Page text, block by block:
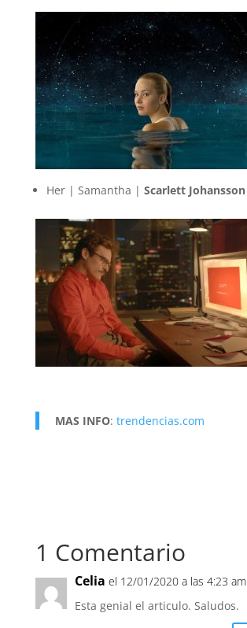
Her | Samantha | Scarlett Johansson
MAS INFO: trendencias.com
1 Comentario
Celia el 12/01/2020 a las 4:23 am
Esta genial el articulo. Saludos.